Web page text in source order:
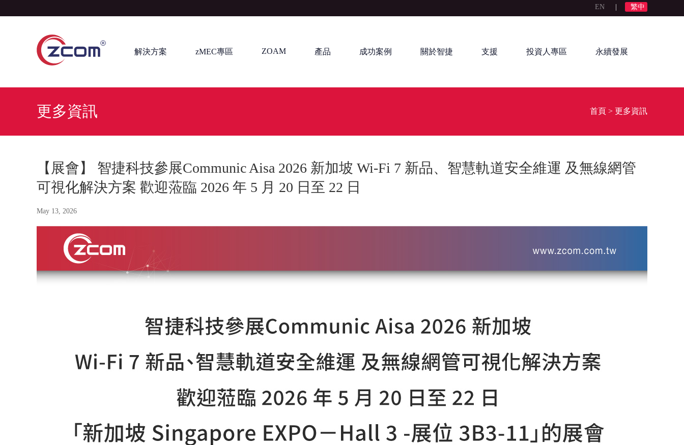
EN 繁中
解決方案 zMEC專區 ZOAM 產品 成功案例 關於智捷 支援 投資人專區 永續發展
更多資訊 首頁 > 更多資訊
【展會】 智捷科技參展Communic Aisa 2026 新加坡 Wi-Fi 7 新品、智慧軌道安全維運 及無線網管
可視化解決方案 歡迎蒞臨 2026 年 5 月 20 日至 22 日
May 13, 2026